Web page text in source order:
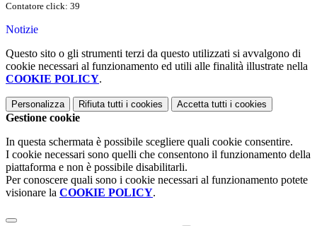
Contatore click: 39
Notizie
Questo sito o gli strumenti terzi da questo utilizzati si avvalgono di
cookie necessari al funzionamento ed utili alle finalità illustrate nella
COOKIE POLICY.
Personalizza Rifiuta tutti i cookies Accetta tutti i cookies
Gestione cookie
In questa schermata è possibile scegliere quali cookie consentire.
I cookie necessari sono quelli che consentono il funzionamento della
piattaforma e non è possibile disabilitarli.
Per conoscere quali sono i cookie necessari al funzionamento potete
visionare la COOKIE POLICY.